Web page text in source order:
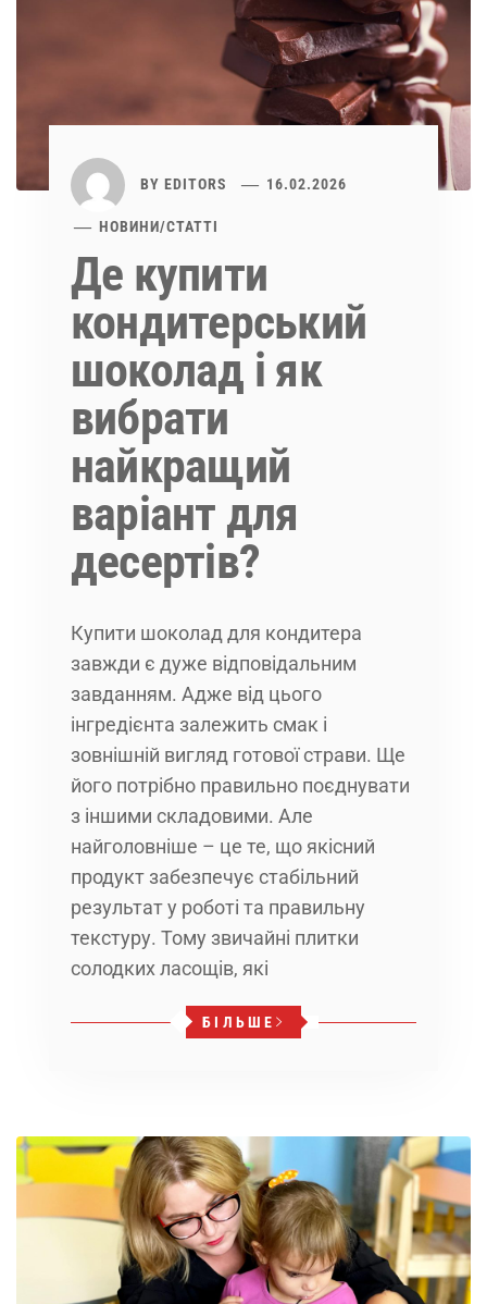
BY EDITORS 16.02.2026
НОВИНИ/СТАТТІ
Де купити
кондитерський
шоколад і як
вибрати
найкращий
варіант для
десертів?
Купити шоколад для кондитера
завжди є дуже відповідальним
завданням. Адже від цього
інгредієнта залежить смак і
зовнішній вигляд готової страви. Ще
його потрібно правильно поєднувати
з іншими складовими. Але
найголовніше – це те, що якісний
продукт забезпечує стабільний
результат у роботі та правильну
текстуру. Тому звичайні плитки
солодких ласощів, які
БІЛЬШЕ